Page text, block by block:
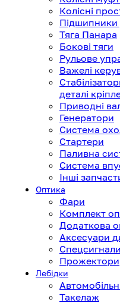
Колісні
Підшипники
Тяга Панара
Бокові тяги
Рульове
Важелі
деталі
Приводні
Генератори
Система
Стартери
Паливна
Система
Інші
Оптика
Фари
Комплект
Додаткова
Аксесуари
Спецсигнали
Прожектори
Лебідки
Такелаж